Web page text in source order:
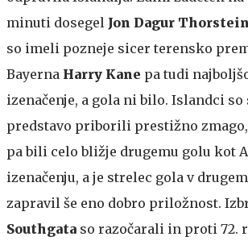
minuti dosegel Jon Dagur
so imeli pozneje sicer terensko
Bayerna Harry Kane pa tudi
izenačenje, a gola ni bilo. Islandci so
predstavo priborili prestižno
pa bili celo bližje drugemu golu kot
izenačenju, a je strelec gola v
zapravil še eno dobro priložnost.
Southgata so razočarali in proti 72.